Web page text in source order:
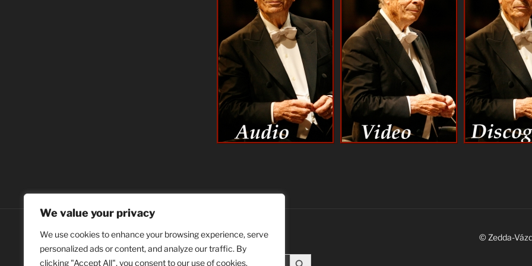
We value your privacy
We use cookies to enhance your browsing experience, serve
personalized ads or content, and analyze our traffic. By
clicking "Accept All", you consent to our use of cookies.
youtube
Search Button
© Zedda-